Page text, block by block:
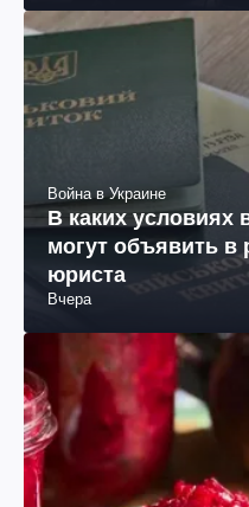
Война в Украине
В каких условиях
могут объявить в
юриста
Вчера